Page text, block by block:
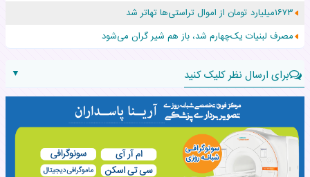
عجیب‌ترین تولد در ۵/۵/۵ امسال که همه را شوکه کرد!
۱۶۷۳میلیارد تومان از اموال تراستی‌ها تهاتر شد
مصرف لبنیات یک‌چهارم شد، باز هم شیر گران می‌شود
برای ارسال نظر کلیک کنید
▼
نام: